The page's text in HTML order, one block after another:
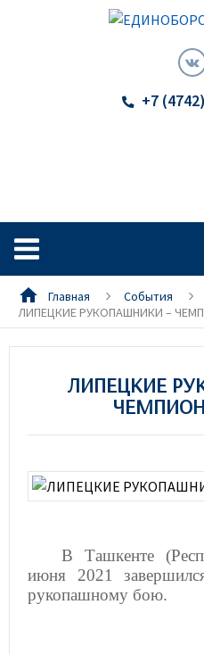
+7
Главная
События
ЛИПЕЦКИЕ РУКОПАШНИКИ –
ЛИПЕЦКИЕ
В Ташкенте
июня 2021
рукопашному бою.